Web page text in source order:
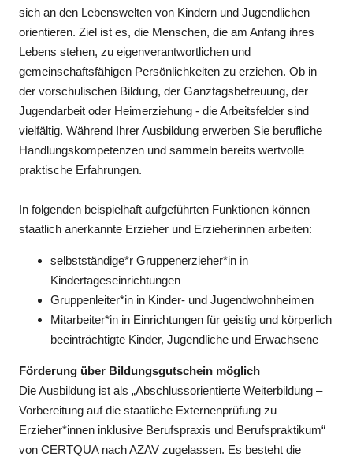
sich an den Lebenswelten von Kindern und Jugendlichen
orientieren. Ziel ist es, die Menschen, die am Anfang ihres
Lebens stehen, zu eigenverantwortlichen und
gemeinschaftsfähigen Persönlichkeiten zu erziehen. Ob in
der vorschulischen Bildung, der Ganztagsbetreuung, der
Jugendarbeit oder Heimerziehung - die Arbeitsfelder sind
vielfältig. Während Ihrer Ausbildung erwerben Sie berufliche
Handlungskompetenzen und sammeln bereits wertvolle
praktische Erfahrungen.
In folgenden beispielhaft aufgeführten Funktionen können
staatlich anerkannte Erzieher und Erzieherinnen arbeiten:
selbstständige*r Gruppenerzieher*in in
Kindertageseinrichtungen
Gruppenleiter*in in Kinder- und Jugendwohnheimen
Mitarbeiter*in in Einrichtungen für geistig und körperlich
beeinträchtigte Kinder, Jugendliche und Erwachsene
Förderung über Bildungsgutschein möglich
Die Ausbildung ist als „Abschlussorientierte Weiterbildung –
Vorbereitung auf die staatliche Externenprüfung zu
Erzieher*innen inklusive Berufspraxis und Berufspraktikum“
von CERTQUA nach AZAV zugelassen. Es besteht die